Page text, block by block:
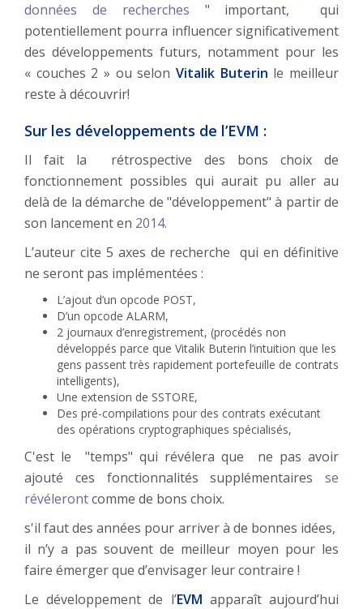
données de recherches " important, qui
potentiellement pourra influencer significativement
des développements futurs, notamment pour les
« couches 2 » ou selon Vitalik Buterin le meilleur
reste à découvrir!
Sur les développements de l’EVM :
Il fait la rétrospective des bons choix de
fonctionnement possibles qui aurait pu aller au
delà de la démarche de "développement" à partir de
son lancement en 2014.
L’auteur cite 5 axes de recherche qui en définitive
ne seront pas implémentées :
L’ajout d’un opcode POST,
D’un opcode ALARM,
2 journaux d’enregistrement, (procédés non
développés parce que Vitalik Buterin l’intuition que les
gens passent très rapidement portefeuille de contrats
intelligents),
Une extension de SSTORE,
Des pré-compilations pour des contrats exécutant
des opérations cryptographiques spécialisés,
C'est le "temps" qui révélera que ne pas avoir
ajouté ces fonctionnalités supplémentaires se
révélerontcomme de bons choix.
s'il faut des années pour arriver à de bonnes idées,
il n’y a pas souvent de meilleur moyen pour les
faire émerger que d’envisager leur contraire !
Le développement de l’EVM apparaît aujourd’hui